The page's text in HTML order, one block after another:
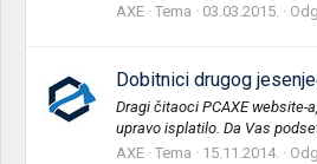
AXE Tema 03.03.2015.
Dobitnici drugog
Dragi čitaoci PCAXE website-
upravo isplatilo. Da Vas
AXE Tema 15.11.2014.